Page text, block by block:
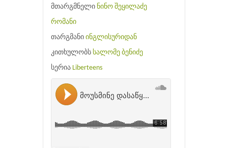
მთარგმნელი ნინო შეყილაძე
რომანი
თარგმანი ინგლისურიდან
კითხულობს სალომე ბენიძე
სერია Liberteens